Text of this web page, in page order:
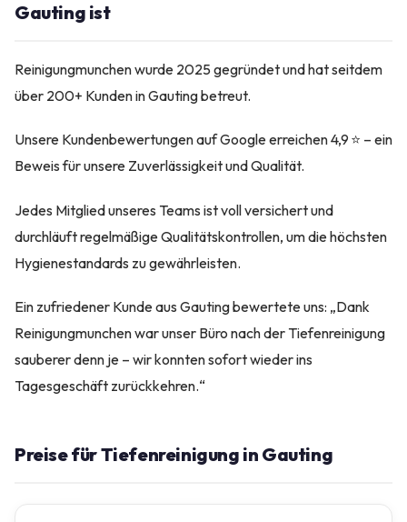
Gauting ist
Reinigungmunchen wurde 2025 gegründet und hat seitdem
über 200+ Kunden in Gauting betreut.
Unsere Kundenbewertungen auf Google erreichen 4,9 ⭐ – ein
Beweis für unsere Zuverlässigkeit und Qualität.
Jedes Mitglied unseres Teams ist voll versichert und
durchläuft regelmäßige Qualitätskontrollen, um die höchsten
Hygienestandards zu gewährleisten.
Ein zufriedener Kunde aus Gauting bewertete uns: „Dank
Reinigungmunchen war unser Büro nach der Tiefenreinigung
sauberer denn je – wir konnten sofort wieder ins
Tagesgeschäft zurückkehren.“
Preise für Tiefenreinigung in Gauting